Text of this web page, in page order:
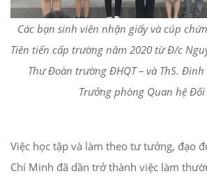
Các bạn sinh viên nhận giấy và cúp
Tiên tiến cấp trường năm 2020 từ Đ/c
Thư Đoàn trường ĐHQT – và ThS. Đinh
Trưởng phòng Quan hệ
Việc học tập và làm theo tư tưởng, đạo
Chí Minh đã dần trở thành việc làm